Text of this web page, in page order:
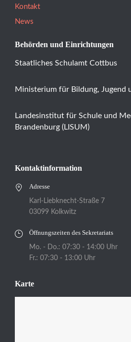
Kontakt
News
Behörden und Einrichtungen
Staatliches Schulamt Cottbus
Ministerium für Bildung, Jugend
Landesinstitut für Schule und
Brandenburg (LISUM)
Kontaktinformation
Adresse
Karl-Liebknecht-Straße 7
03099 Kolkwitz
Öffnungszeiten des Sekretariats
Mo. - Do.: 07:30 - 14:00 Uhr
Fr.: 07:30 - 13:00 Uhr
Karte